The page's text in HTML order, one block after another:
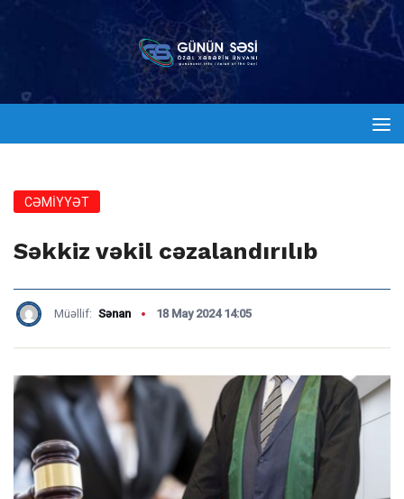
CƏMİYYƏT
Səkkiz vəkil cəzalandırılıb
Müəllif: Sənan 18 May 2024 14:05